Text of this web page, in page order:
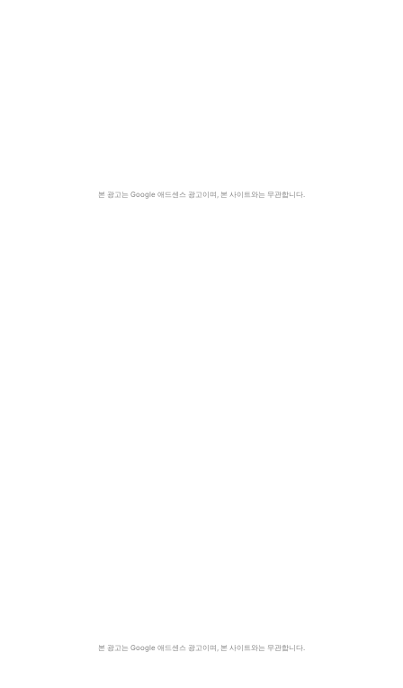
본 광고는 Google 애드센스 광고이며, 본 사이트와는 무관합니다.
본 광고는 Google 애드센스 광고이며, 본 사이트와는 무관합니다.